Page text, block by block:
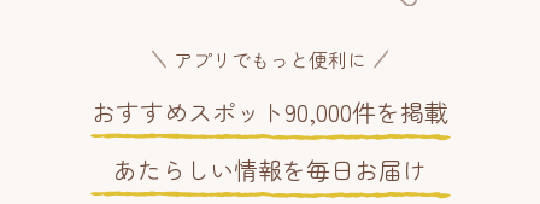
アプリでもっと便利に
おすすめスポット90,000件を掲載
あたらしい情報を毎日お届け